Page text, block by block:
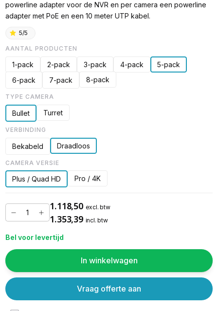
powerline adapter voor de NVR en per camera een powerline
adapter met PoE en een 10 meter UTP kabel.
5/5
AANTAL PRODUCTEN
1-pack 2-pack 3-pack 4-pack
5-pack
6-pack
7-pack 8-pack
TYPE CAMERA
Bullet Turret
VERBINDING
Bekabeld Draadloos
CAMERA VERSIE
Plus / Quad HD Pro / 4K
1.118,50 excl. btw
1.353,39 incl. btw
Bel voor levertijd
In winkelwagen
Vraag offerte aan